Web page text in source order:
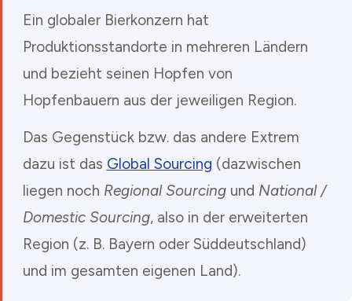
Ein globaler Bierkonzern hat
Produktionsstandorte in mehreren Ländern
und bezieht seinen Hopfen von
Hopfenbauern aus der jeweiligen Region.
Das Gegenstück bzw. das andere Extrem
dazu ist das Global Sourcing (dazwischen
liegen noch Regional Sourcingund National /
Domestic Sourcing, also in der erweiterten
Region (z. B. Bayern oder Süddeutschland)
und im gesamten eigenen Land).